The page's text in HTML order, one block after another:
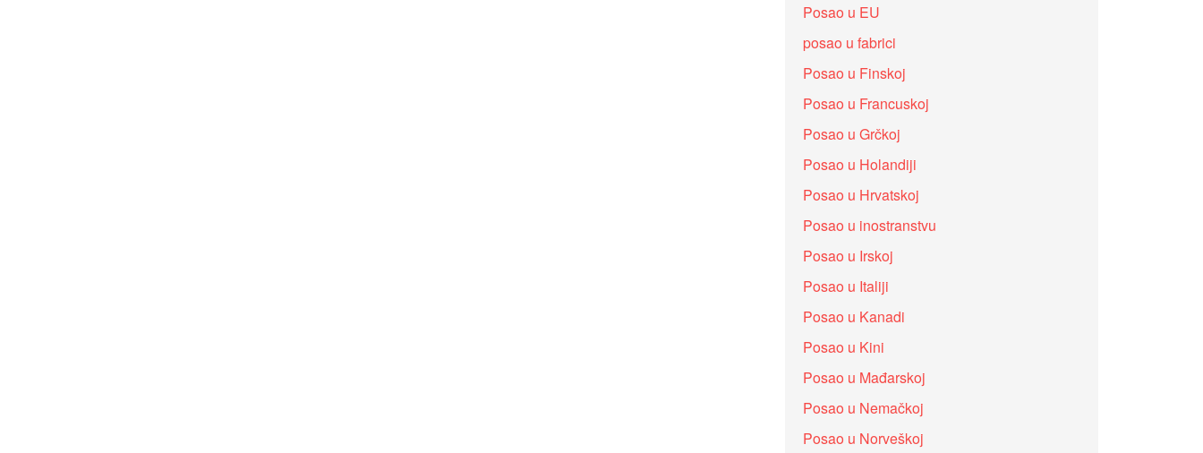
Posao u EU
posao u fabrici
Posao u Finskoj
Posao u Francuskoj
Posao u Grčkoj
Posao u Holandiji
Posao u Hrvatskoj
Posao u inostranstvu
Posao u Irskoj
Posao u Italiji
Posao u Kanadi
Posao u Kini
Posao u Mađarskoj
Posao u Nemačkoj
Posao u Norveškoj